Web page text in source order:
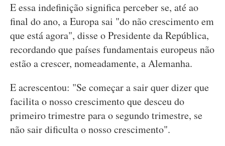
E essa indefinição significa perceber se, até ao
final do ano, a Europa sai "do não crescimento em
que está agora", disse o Presidente da República,
recordando que países fundamentais europeus não
estão a crescer, nomeadamente, a Alemanha.
E acrescentou: "Se começar a sair quer dizer que
facilita o nosso crescimento que desceu do
primeiro trimestre para o segundo trimestre, se
não sair dificulta o nosso crescimento".